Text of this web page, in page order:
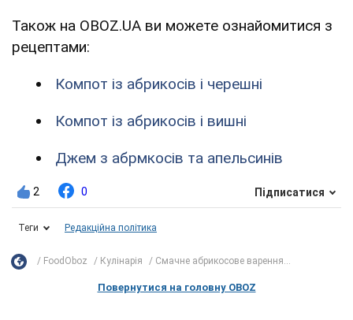
Також на OBOZ.UA ви можете ознайомитися з
рецептами:
Компот із абрикосів і черешні
Компот із абрикосів і вишні
Джем з абрмкосів та апельсинів
2 0 Підписатися
Теги Редакційна політика
FoodOboz Кулінарія Смачне абрикосове варення...
Повернутися на головну OBOZ